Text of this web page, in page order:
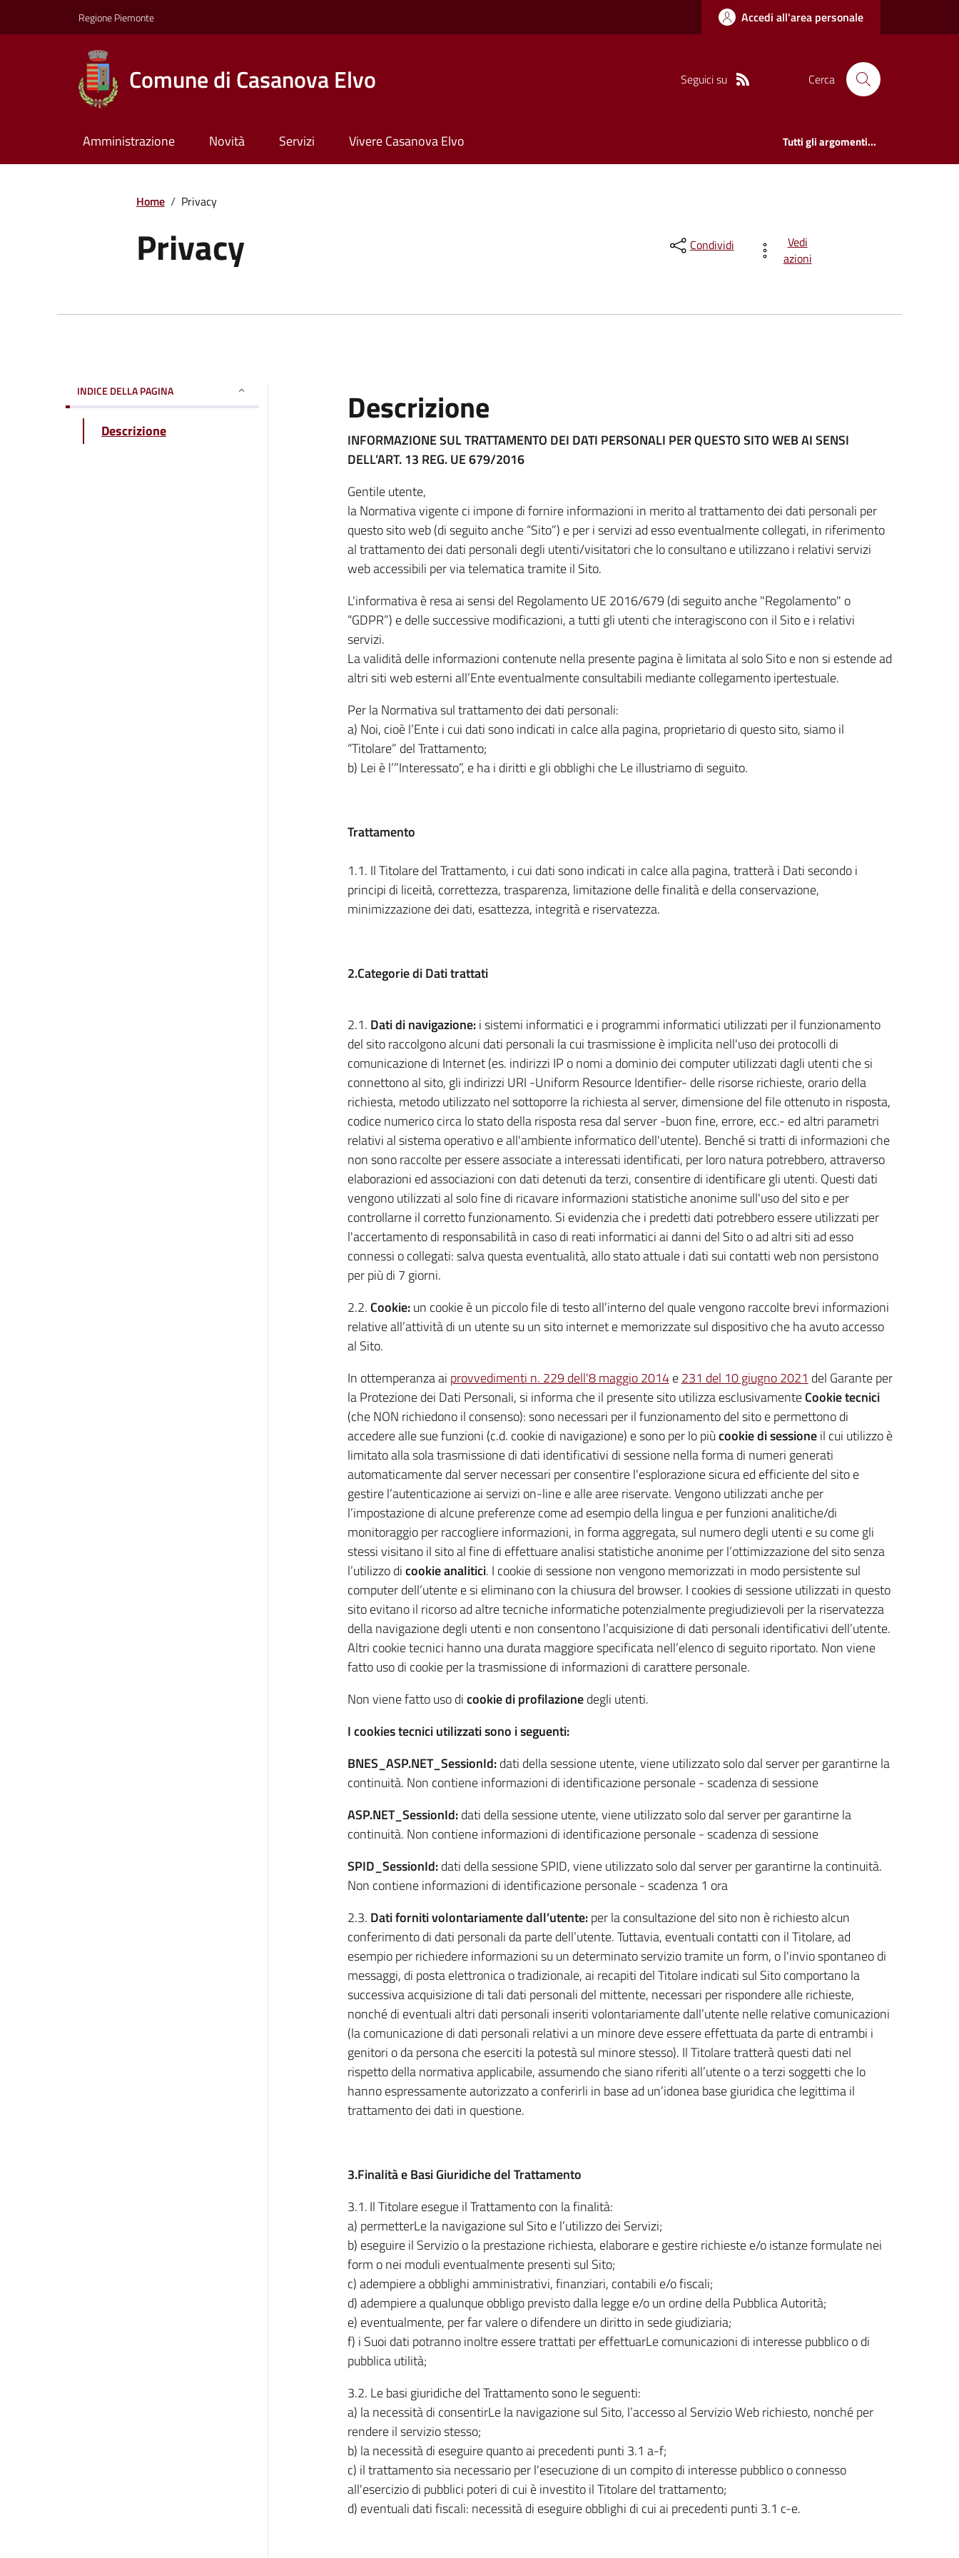
Regione Piemonte Accedi all'area personale
Comune di Casanova Elvo Seguici su Cerca
Amministrazione Novità Servizi Vivere Casanova Elvo Tutti gli argomenti...
Home / Privacy
Privacy Condividi
Vedi
azioni
INDICE DELLA PAGINA
Descrizione
Descrizione
INFORMAZIONE SUL TRATTAMENTO DEI DATI PERSONALI PER QUESTO SITO WEBAI SENSI
DELL’ART. 13 REG. UE 679/2016
Gentile utente,
la Normativa vigente ci impone di fornire informazioni in merito al trattamento dei dati personali per
questo sito web (di seguito anche “Sito”) e per i servizi ad esso eventualmente collegati, in riferimento
al trattamento dei dati personali degli utenti/visitatori che lo consultano e utilizzano i relativi servizi
web accessibili per via telematica tramite il Sito.
L'informativa è resa ai sensi del Regolamento UE 2016/679 (di seguito anche "Regolamento" o
“GDPR”) e delle successive modificazioni, a tutti gli utenti che interagiscono con il Sito e i relativi
servizi.
La validità delle informazioni contenute nella presente pagina è limitata al solo Sito e non si estende ad
altri siti web esterni all’Ente eventualmente consultabili mediante collegamento ipertestuale.
Per la Normativa sul trattamento dei dati personali:
a) Noi, cioè l’Ente i cui dati sono indicati in calce alla pagina, proprietario di questo sito, siamo il
“Titolare” del Trattamento;
b) Lei è l’”Interessato”, e ha i diritti e gli obblighi che Le illustriamo di seguito.
Trattamento
1.1. Il Titolare del Trattamento, i cui dati sono indicati in calce alla pagina, tratterà i Dati secondo i
principi di liceità, correttezza, trasparenza, limitazione delle finalità e della conservazione,
minimizzazione dei dati, esattezza, integrità e riservatezza.
2.Categorie di Dati trattati
2.1. Dati di navigazione:i sistemi informatici e i programmi informatici utilizzati per il funzionamento
del sito raccolgono alcuni dati personali la cui trasmissione è implicita nell'uso dei protocolli di
comunicazione di Internet (es. indirizzi IP o nomi a dominio dei computer utilizzati dagli utenti che si
connettono al sito, gli indirizzi URI -Uniform Resource Identifier- delle risorse richieste, orario della
richiesta, metodo utilizzato nel sottoporre la richiesta al server, dimensione del file ottenuto in risposta,
codice numerico circa lo stato della risposta resa dal server -buon fine, errore, ecc.- ed altri parametri
relativi al sistema operativo e all'ambiente informatico dell'utente). Benché si tratti di informazioni che
non sono raccolte per essere associate a interessati identificati, per loro natura potrebbero, attraverso
elaborazioni ed associazioni con dati detenuti da terzi, consentire di identificare gli utenti. Questi dati
vengono utilizzati al solo fine di ricavare informazioni statistiche anonime sull'uso del sito e per
controllarne il corretto funzionamento. Si evidenzia che i predetti dati potrebbero essere utilizzati per
l'accertamento di responsabilità in caso di reati informatici ai danni del Sito o ad altri siti ad esso
connessi o collegati: salva questa eventualità, allo stato attuale i dati sui contatti web non persistono
per più di 7 giorni.
2.2. Cookie:un cookie è un piccolo file di testo all’interno del quale vengono raccolte brevi informazioni
relative all’attività di un utente su un sito internet e memorizzate sul dispositivo che ha avuto accesso
al Sito.
In ottemperanza ai provvedimenti n. 229 dell'8 maggio 2014e231 del 10 giugno 2021 del Garante per
la Protezione dei Dati Personali, si informa che il presente sito utilizza esclusivamenteCookie tecnici
(che NON richiedono il consenso): sono necessari per il funzionamento del sito e permettono di
accedere alle sue funzioni (c.d. cookie di navigazione) e sono per lo piùcookie di sessioneil cui utilizzo è
limitato alla sola trasmissione di dati identificativi di sessione nella forma di numeri generati
automaticamente dal server necessari per consentire l'esplorazione sicura ed efficiente del sito e
gestire l’autenticazione ai servizi on-line e alle aree riservate. Vengono utilizzati anche per
l’impostazione di alcune preferenze come ad esempio della lingua e per funzioni analitiche/di
monitoraggio per raccogliere informazioni, in forma aggregata, sul numero degli utenti e su come gli
stessi visitano il sito al fine di effettuare analisi statistiche anonime per l’ottimizzazione del sito senza
l’utilizzo dicookie analitici. I cookie di sessione non vengono memorizzati in modo persistente sul
computer dell’utente e si eliminano con la chiusura del browser. I cookies di sessione utilizzati in questo
sito evitano il ricorso ad altre tecniche informatiche potenzialmente pregiudizievoli per la riservatezza
della navigazione degli utenti e non consentono l’acquisizione di dati personali identificativi dell’utente.
Altri cookie tecnici hanno una durata maggiore specificata nell’elenco di seguito riportato. Non viene
fatto uso di cookie per la trasmissione di informazioni di carattere personale.
Non viene fatto uso dicookie di profilazionedegli utenti.
I cookies tecnici utilizzati sono i seguenti:
BNES_ASP.NET_SessionId:dati della sessione utente, viene utilizzato solo dal server per garantirne la
continuità. Non contiene informazioni di identificazione personale - scadenza di sessione
ASP.NET_SessionId:dati della sessione utente, viene utilizzato solo dal server per garantirne la
continuità. Non contiene informazioni di identificazione personale - scadenza di sessione
SPID_SessionId:dati della sessione SPID, viene utilizzato solo dal server per garantirne la continuità.
Non contiene informazioni di identificazione personale - scadenza 1 ora
2.3. Dati forniti volontariamente dall’utente:per la consultazione del sito non è richiesto alcun
conferimento di dati personali da parte dell’utente. Tuttavia, eventuali contatti con il Titolare, ad
esempio per richiedere informazioni su un determinato servizio tramite un form, o l'invio spontaneo di
messaggi, di posta elettronica o tradizionale, ai recapiti del Titolare indicati sul Sito comportano la
successiva acquisizione di tali dati personali del mittente, necessari per rispondere alle richieste,
nonché di eventuali altri dati personali inseriti volontariamente dall’utente nelle relative comunicazioni
(la comunicazione di dati personali relativi a un minore deve essere effettuata da parte di entrambi i
genitori o da persona che eserciti la potestà sul minore stesso). Il Titolare tratterà questi dati nel
rispetto della normativa applicabile, assumendo che siano riferiti all’utente o a terzi soggetti che lo
hanno espressamente autorizzato a conferirli in base ad un’idonea base giuridica che legittima il
trattamento dei dati in questione.
3.Finalità e Basi Giuridiche del Trattamento
3.1.Il Titolare esegue il Trattamento con la finalità:
a) permetterLe la navigazione sul Sito e l’utilizzo dei Servizi;
b) eseguire il Servizio o la prestazione richiesta, elaborare e gestire richieste e/o istanze formulate nei
form o nei moduli eventualmente presenti sul Sito;
c) adempiere a obblighi amministrativi, finanziari, contabili e/o fiscali;
d) adempiere a qualunque obbligo previsto dalla legge e/o un ordine della Pubblica Autorità;
e) eventualmente, per far valere o difendere un diritto in sede giudiziaria;
f) i Suoi dati potranno inoltre essere trattati per effettuarLe comunicazioni di interesse pubblico o di
pubblica utilità;
3.2. Le basi giuridiche del Trattamento sono le seguenti:
a) la necessità di consentirLe la navigazione sul Sito, l’accesso al Servizio Web richiesto, nonché per
rendere il servizio stesso;
b) la necessità di eseguire quanto ai precedenti punti 3.1 a-f;
c) il trattamento sia necessario per l'esecuzione di un compito di interesse pubblico o connesso
all'esercizio di pubblici poteri di cui è investito il Titolare del trattamento;
d) eventuali dati fiscali: necessità di eseguire obblighi di cui ai precedenti punti 3.1 c-e.